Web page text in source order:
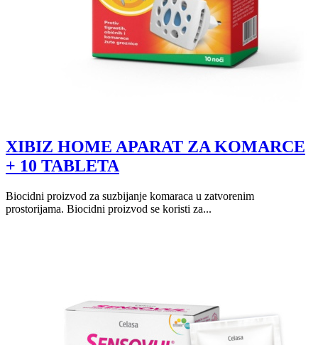
XIBIZ HOME APARAT ZA KOMARCE
+ 10 TABLETA
Biocidni proizvod za suzbijanje komaraca u zatvorenim
prostorijama. Biocidni proizvod se koristi za...